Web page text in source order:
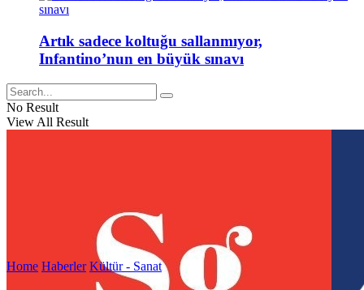
Artık sadece koltuğu sallanmıyor,
Infantino’nun en büyük sınavı
No Result
View All Result
Home Haberler Kültür - Sanat